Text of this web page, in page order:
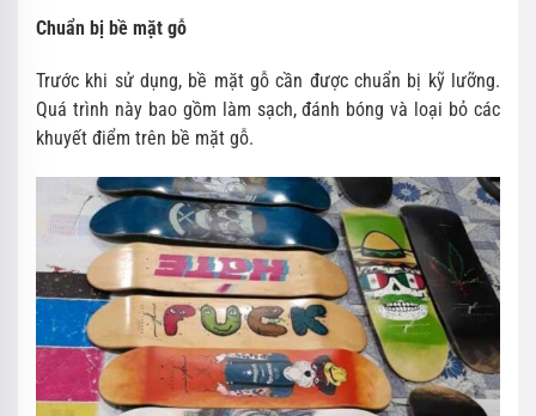
Chuẩn bị bề mặt gỗ
Trước khi sử dụng, bề mặt gỗ cần được chuẩn bị kỹ lưỡng.
Quá trình này bao gồm làm sạch, đánh bóng và loại bỏ các
khuyết điểm trên bề mặt gỗ.